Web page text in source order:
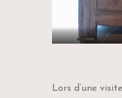
Lors d’une